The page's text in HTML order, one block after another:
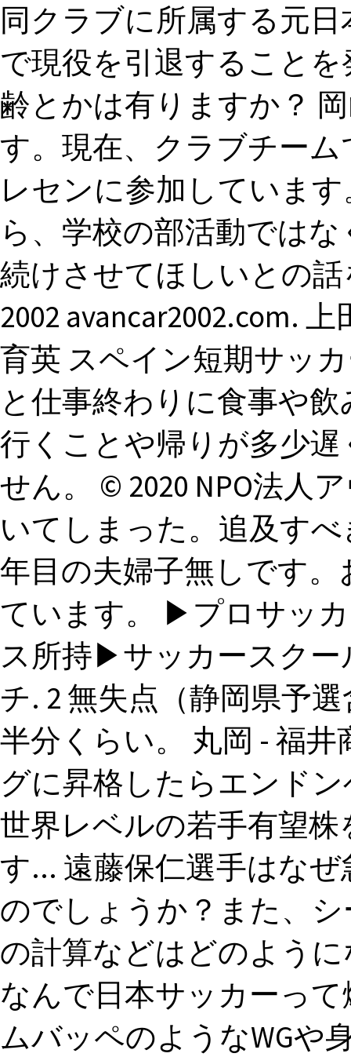
同クラブに所属する元
で現役を引退すること
齢とかは有りますか？
す。現在、クラブチー
レセンに参加していま
ら、学校の部活動では
続けさせてほしいとの話
2002 avancar2002.com.
育英 スペイン短期サッ
と仕事終わりに食事や
行くことや帰りが多少
せん。 © 2020 NPO法人
いてしまった。追及す
年目の夫婦子無しです
ています。 ▶プロサッ
ス所持▶サッカースク
チ. 2 無失点（静岡県予
半分くらい。 丸岡 - 福
グに昇格したらエンド
世界レベルの若手有望
す... 遠藤保仁選手はな
のでしょうか？また、
の計算などはどのよう
なんで日本サッカーっ
ムバッペのようなWGや